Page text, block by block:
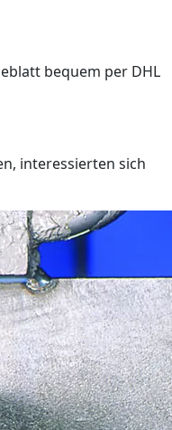
bequem per DHL
interessierten sich